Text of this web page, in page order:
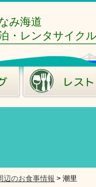
み海道
・レンタサイクル
辺のお食事情報 > 潮里